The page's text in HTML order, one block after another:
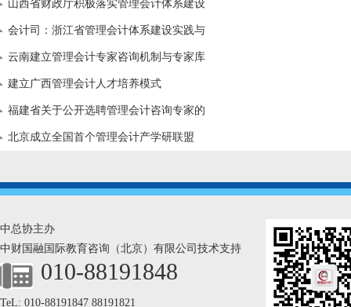
山西省财政厅积极落实管理会计体系建设
指导
会计司：浙江省管理会计体系建设实践与
探索
云南建立管理会计专家咨询机制与专家库
建立广西管理会计人才培养模式
福建省关于公开选聘管理会计咨询专家的
通知
北京成立全国首个管理会计产学研联盟
中总协主办
中财国融国际教育咨询（北京）有限公司技术支持
010-88191848
TeL: 010-88191847 88191821